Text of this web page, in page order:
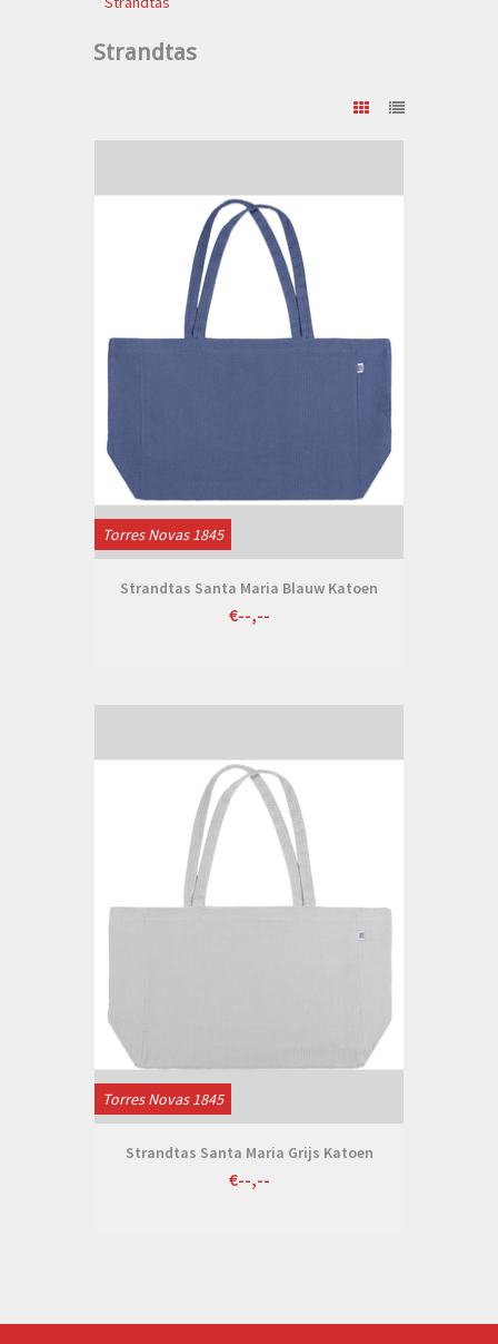
Strandtas
Torres Novas 1845
Strandtas Santa Maria Blauw Katoen
€--,--
Torres Novas 1845
Strandtas Santa Maria Grijs Katoen
€--,--